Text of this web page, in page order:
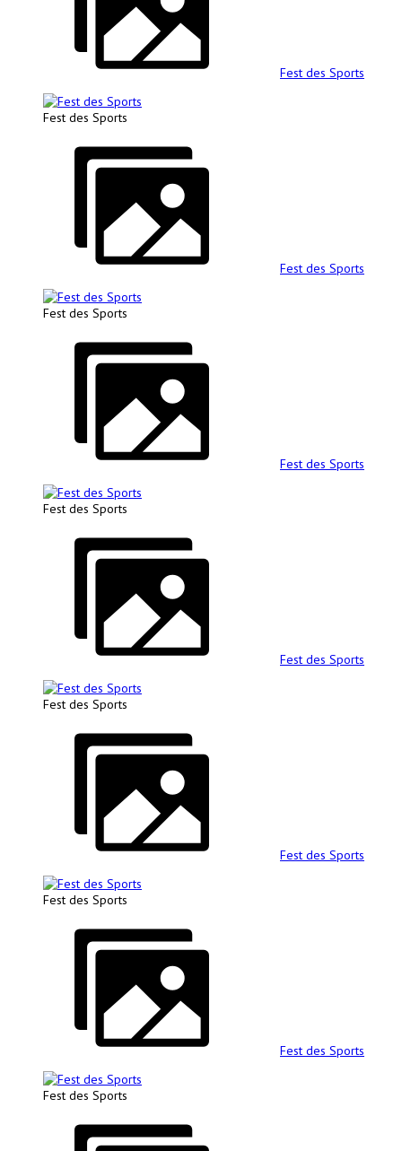
Fest des Sports
Fest des Sports
Fest des Sports
Fest des Sports
Fest des Sports
Fest des Sports
Fest des Sports
Fest des Sports
Fest des Sports
Fest des Sports
Fest des Sports
Fest des Sports